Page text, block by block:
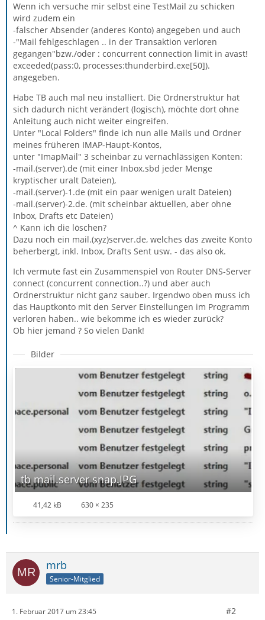
Wenn ich versuche mir selbst eine TestMail zu schicken
wird zudem ein
-falscher Absender (anderes Konto) angegeben und auch
-"Mail fehlgeschlagen .. in der Transaktion verloren
gegangen"bzw./oder : concurrent connection limit in avast!
exceeded(pass:0, processes:thunderbird.exe[50]).
angegeben.
Habe TB auch mal neu installiert. Die Ordnerstruktur hat
sich dadurch nicht verändert (logisch), möchte dort ohne
Anleitung auch nicht weiter eingreifen.
Unter "Local Folders" finde ich nun alle Mails und Ordner
meines früheren IMAP-Haupt-Kontos,
unter "ImapMail" 3 scheinbar zu vernachlässigen Konten:
-mail.(server).de (mit einer Inbox.sbd jeder Menge
kryptischer uralt Dateien),
-mail.(server)-1.de (mit ein paar wenigen uralt Dateien)
-mail.(server)-2.de. (mit scheinbar aktuellen, aber ohne
Inbox, Drafts etc Dateien)
^ Kann ich die löschen?
Dazu noch ein mail.(xyz)server.de, welches das zweite Konto
beherbergt, inkl. Inbox, Drafts Sent usw. - das also ok.
Ich vermute fast ein Zusammenspiel von Router DNS-Server
connect (concurrent connection..?) und aber auch
Ordnerstruktur nicht ganz sauber. Irgendwo oben muss ich
das Hauptkonto mit den Server Einstellungen im Programm
verloren haben.. wie bekomme ich es wieder zurück?
Ob hier jemand ? So vielen Dank!
Bilder
tb mail.server snap.JPG
41,42 kB 630 × 235
mrb
Senior-Mitglied
1. Februar 2017 um 23:45 #2